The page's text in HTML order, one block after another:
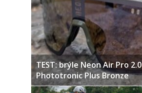
TEST: brýle Neon Air Pro 2.0
Phototronic Plus Bronze